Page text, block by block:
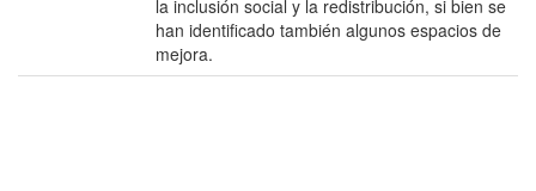
la inclusión social y la redistribución, si bien se
han identificado también algunos espacios de
mejora.